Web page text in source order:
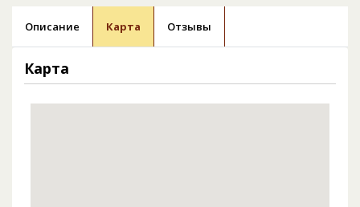
Описание Карта Отзывы
Карта